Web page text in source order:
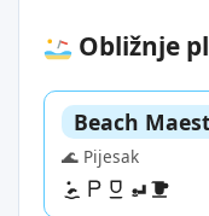
Obližnje
Beach
🌊 Pijesak